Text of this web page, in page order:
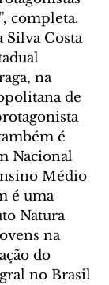
completa.
Silva Costa
na
de
é
Nacional
Médio
é uma
Natura
na
do
no Brasil